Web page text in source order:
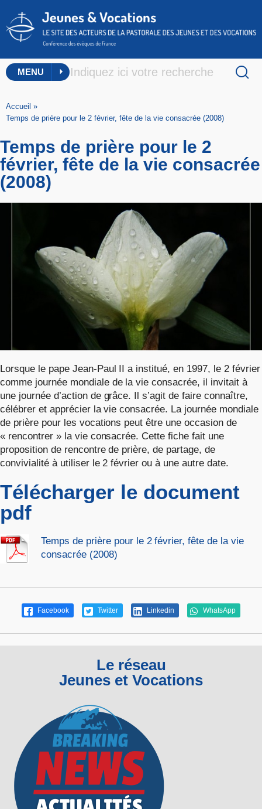
MENU
Accueil »
Temps de prière pour le 2 février, fête de la vie consacrée (2008)
Temps de prière pour le 2
février, fête de la vie consacrée
(2008)
Lorsque le pape Jean-Paul II a institué, en 1997, le 2 février
comme journée mondiale de la vie consacrée, il invitait à
une journée d’action de grâce. Il s’agit de faire connaître,
célébrer et apprécier la vie consacrée. La journée mondiale
de prière pour les vocations peut être une occasion de
« rencontrer » la vie consacrée. Cette fiche fait une
proposition de rencontre de prière, de partage, de
convivialité à utiliser le 2 février ou à une autre date.
Télécharger le document
pdf
Temps de prière pour le 2 février, fête de la vie
consacrée (2008)
Facebook Twitter Linkedin WhatsApp
Le réseau
Jeunes et Vocations